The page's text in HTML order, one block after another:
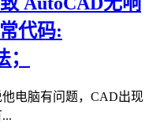
代码:
电脑有问题，CAD出现